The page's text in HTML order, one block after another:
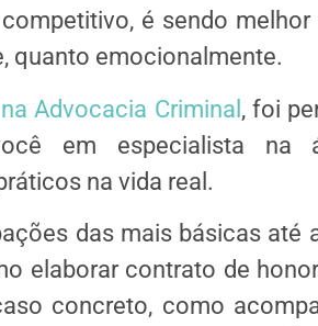
é sendo
quanto emocionalmente.
Advocacia Criminal , foi
em especialista na
na vida real.
das mais básicas até
elaborar contrato de
concreto, como